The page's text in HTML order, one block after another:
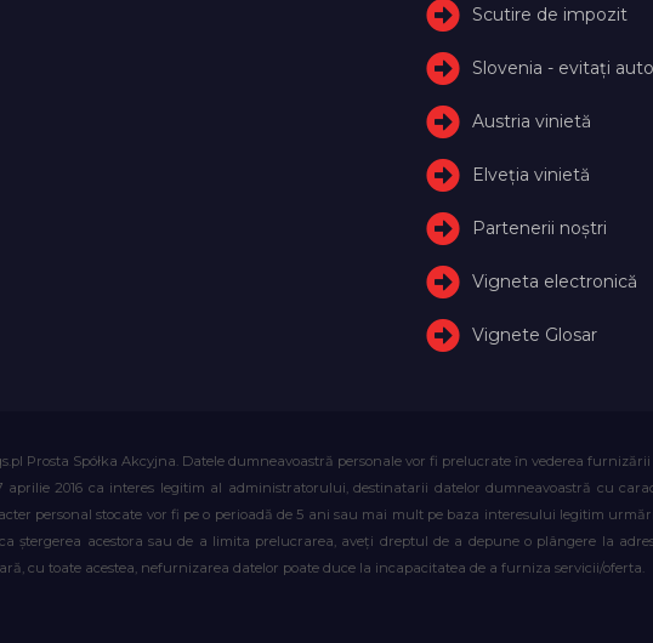
Scutire de impozit
Slovenia - evitați
Austria vinietă
Elveţia vinietă
Partenerii noștri
Vigneta electronică
Vignete Glosar
Prosta Spółka Akcyjna. Datele dumneavoastră personale vor fi prelucrate în vederea
2016 ca interes legitim al administratorului, destinatarii datelor dumneavoastră cu
personal stocate vor fi pe o perioadă de 5 ani sau mai mult pe baza interesului legitim
ștergerea acestora sau de a limita prelucrarea, aveți dreptul de a depune o plângere la
cu toate acestea, nefurnizarea datelor poate duce la incapacitatea de a furniza servicii/oferta.